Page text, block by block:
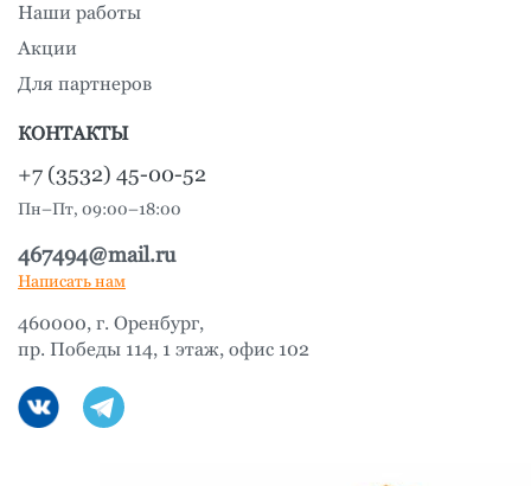
Наши работы
Акции
Для партнеров
КОНТАКТЫ
+7 (3532) 45-00-52
Пн–Пт, 09:00–18:00
467494@mail.ru
Написать нам
460000, г. Оренбург,
пр. Победы 114, 1 этаж, офис 102